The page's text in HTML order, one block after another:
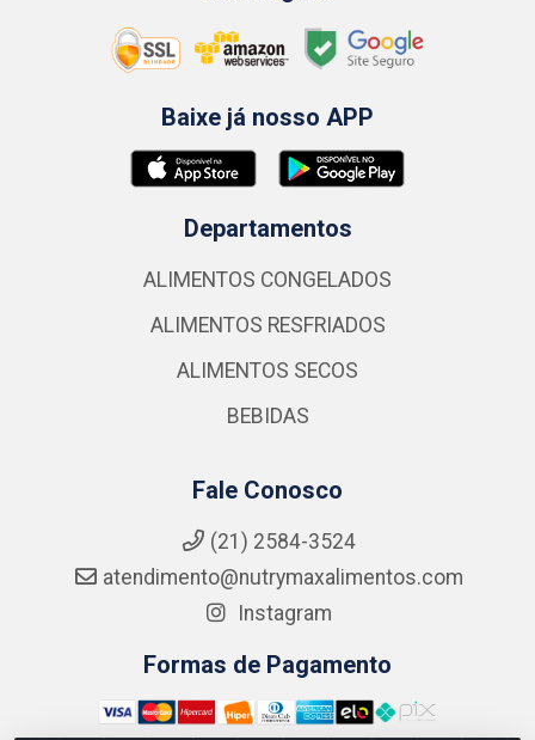
Baixe já nosso APP
Departamentos
ALIMENTOS CONGELADOS
ALIMENTOS RESFRIADOS
ALIMENTOS SECOS
BEBIDAS
Fale Conosco
(21) 2584-3524
atendimento@nutrymaxalimentos.com
Instagram
Formas de Pagamento